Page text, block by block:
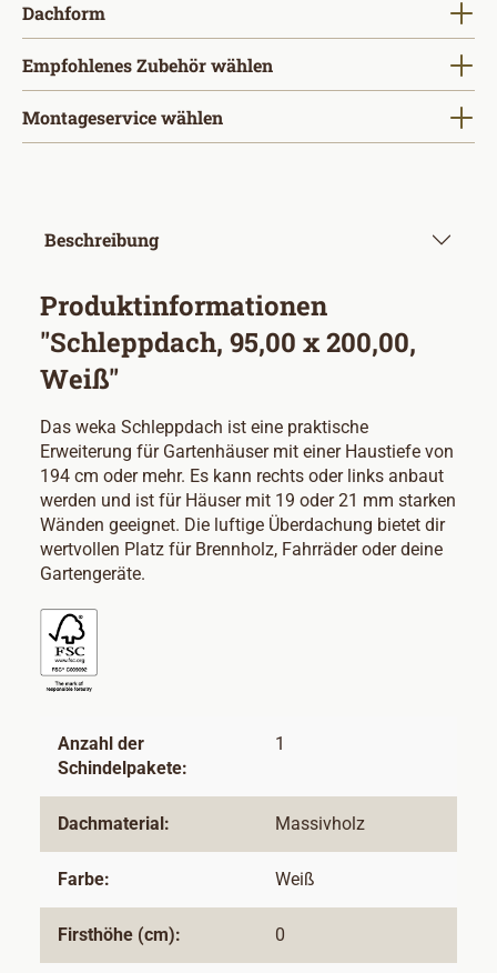
Dachform
Empfohlenes Zubehör wählen
Montageservice wählen
Beschreibung
Produktinformationen
"Schleppdach, 95,00 x 200,00,
Weiß"
Das weka Schleppdach ist eine praktische
Erweiterung für Gartenhäuser mit einer Haustiefe von
194 cm oder mehr. Es kann rechts oder links anbaut
werden und ist für Häuser mit 19 oder 21 mm starken
Wänden geeignet. Die luftige Überdachung bietet dir
wertvollen Platz für Brennholz, Fahrräder oder deine
Gartengeräte.
Anzahl der
Schindelpakete:
1
Dachmaterial: Massivholz
Farbe: Weiß
Firsthöhe (cm): 0